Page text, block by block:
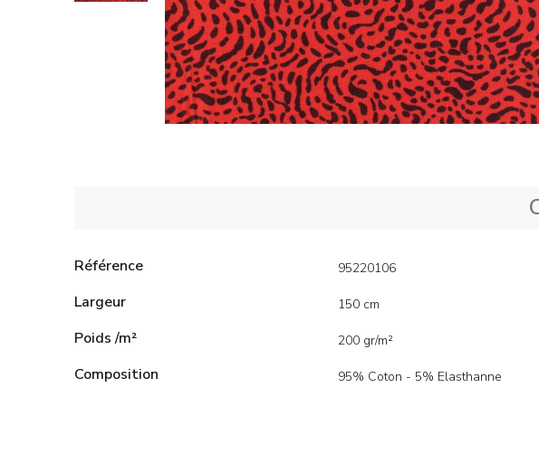
Référence 95220106
Largeur 150 cm
Poids /m² 200 gr/m²
Composition 95% Coton - 5% Elasthanne